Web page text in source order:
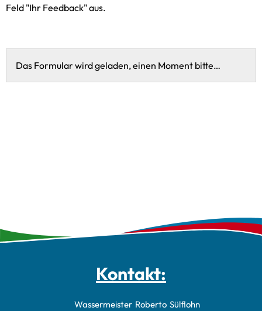
Feld "Ihr Feedback" aus.
Das Formular wird geladen, einen Moment bitte…
Kontakt:
Wassermeister Roberto Sülflohn